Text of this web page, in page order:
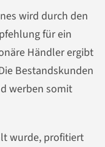
wird durch den
für ein
Händler ergibt
Bestandskunden
werben somit
wurde, profitiert